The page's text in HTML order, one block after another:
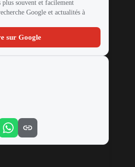
plus souvent et facilement
Google et actualités à
sur Google